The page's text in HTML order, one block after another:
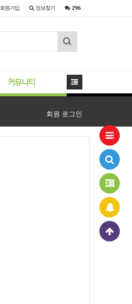
회원가입 정보찾기 296
커뮤니티
회원 로그인